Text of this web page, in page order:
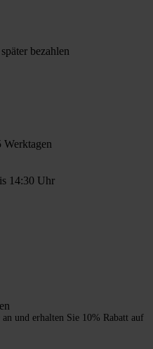
bezahlen
14:30 Uhr
und erhalten Sie 10% Rabatt auf